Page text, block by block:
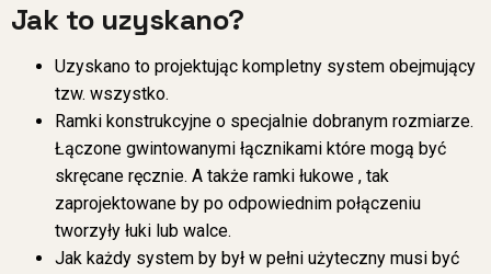
Jak to uzyskano?
Uzyskano to projektując kompletny system obejmujący
tzw. wszystko.
Ramki konstrukcyjne o specjalnie dobranym rozmiarze.
Łączone gwintowanymi łącznikami które mogą być
skręcane ręcznie. A także ramki łukowe , tak
zaprojektowane by po odpowiednim połączeniu
tworzyły łuki lub walce.
Jak każdy system by był w pełni użyteczny musi być